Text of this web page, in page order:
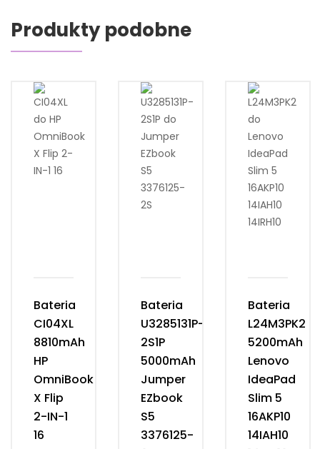
Produkty podobne
Bateria
CI04XL
8810mAh
HP
OmniBook
X Flip
2-IN-1
16
Bateria
U3285131P-
2S1P
5000mAh
Jumper
EZbook
S5
3376125-
Bateria
L24M3PK2
5200mAh
Lenovo
IdeaPad
Slim 5
16AKP10
14IAH10